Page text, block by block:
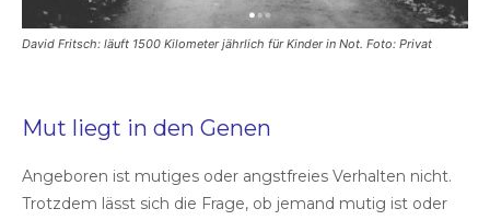
David Fritsch: läuft 1500 Kilometer jährlich für Kinder in Not. Foto: Privat
Mut liegt in den Genen
Angeboren ist mutiges oder angstfreies Verhalten nicht.
Trotzdem lässt sich die Frage, ob jemand mutig ist oder